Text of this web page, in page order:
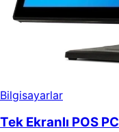
Bilgisayarlar
Tek Ekranlı POS PC